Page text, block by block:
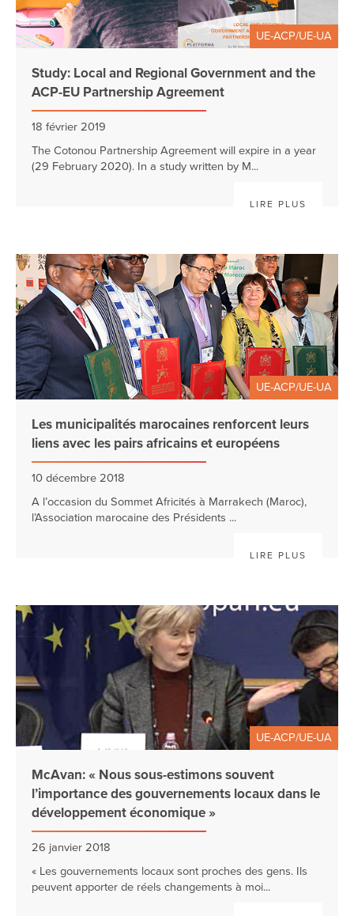
UE-ACP/UE-UA
Study: Local and Regional Government and the
ACP-EU Partnership Agreement
18 février 2019
The Cotonou Partnership Agreement will expire in a year
(29 February 2020). In a study written by M...
LIRE PLUS
UE-ACP/UE-UA
Les municipalités marocaines renforcent leurs
liens avec les pairs africains et européens
10 décembre 2018
A l’occasion du Sommet Africités à Marrakech (Maroc),
l’Association marocaine des Présidents ...
LIRE PLUS
UE-ACP/UE-UA
McAvan: « Nous sous-estimons souvent
l’importance des gouvernements locaux dans le
développement économique »
26 janvier 2018
« Les gouvernements locaux sont proches des gens. Ils
peuvent apporter de réels changements à moi...